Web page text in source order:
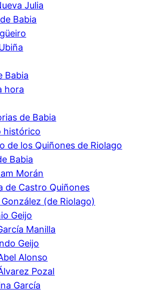
Julia
Babia
Babia
hora
de Babia
histórico
de los Quiñones de Riolago
Babia
Morán
de Castro Quiñones
(de Riolago)
Geijo
Manilla
Geijo
Alonso
Pozal
García